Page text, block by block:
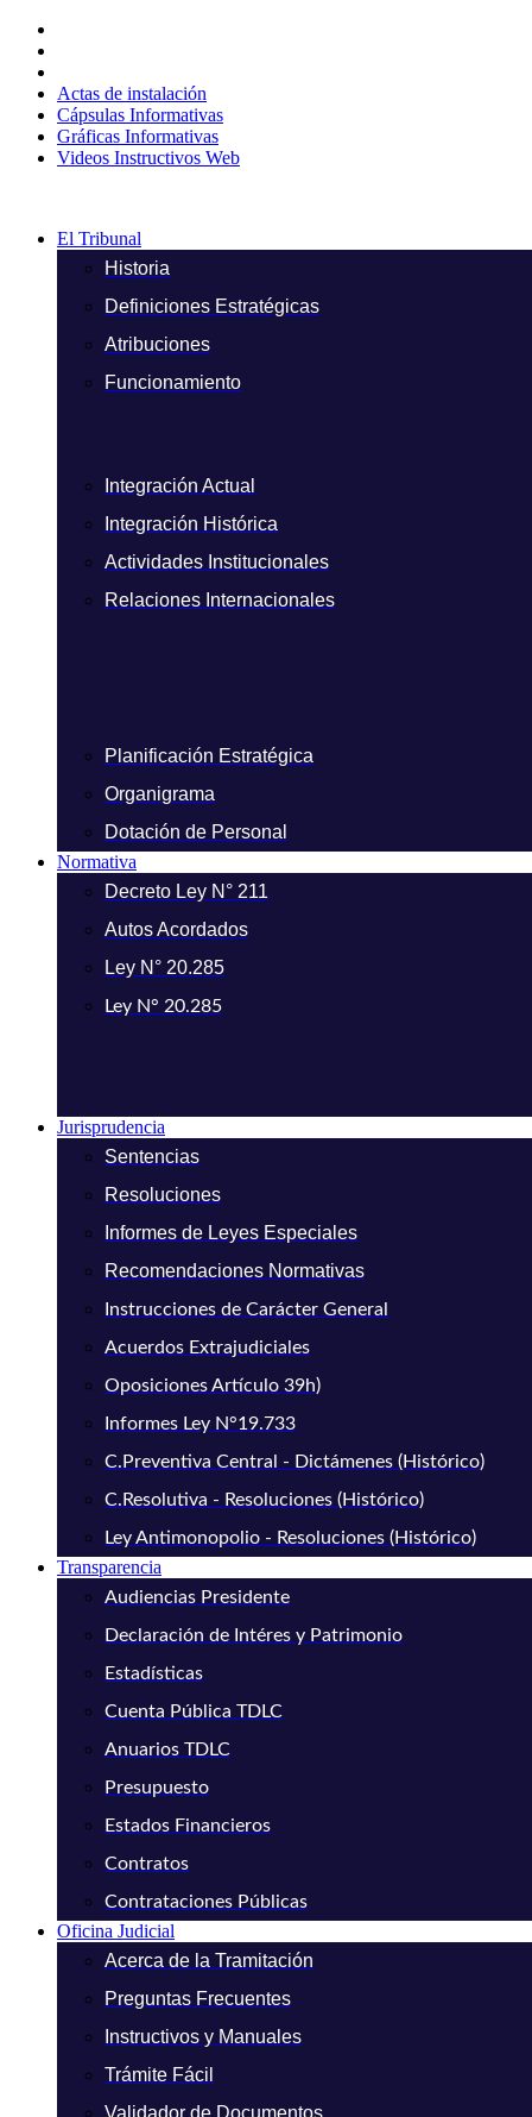
contenido
Actas de instalación
Cápsulas Informativas
Gráficas Informativas
Videos Instructivos Web
El Tribunal
Historia
Definiciones Estratégicas
Atribuciones
Funcionamiento
Integración Actual
Integración Histórica
Actividades Institucionales
Relaciones Internacionales
Planificación Estratégica
Organigrama
Dotación de Personal
Normativa
Decreto Ley N° 211
Autos Acordados
Ley N° 20.285
Ley N° 20.285
Jurisprudencia
Sentencias
Resoluciones
Informes de Leyes Especiales
Recomendaciones Normativas
Instrucciones de Carácter General
Acuerdos Extrajudiciales
Oposiciones Artículo 39h)
Informes Ley N°19.733
C.Preventiva Central - Dictámenes (Histórico)
C.Resolutiva - Resoluciones (Histórico)
Ley Antimonopolio - Resoluciones (Histórico)
Transparencia
Audiencias Presidente
Declaración de Intéres y Patrimonio
Estadísticas
Cuenta Pública TDLC
Anuarios TDLC
Presupuesto
Estados Financieros
Contratos
Contrataciones Públicas
Oficina Judicial
Acerca de la Tramitación
Preguntas Frecuentes
Instructivos y Manuales
Trámite Fácil
Validador de Documentos